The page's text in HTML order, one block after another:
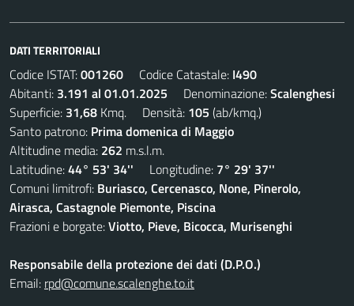
DATI TERRITORIALI
Codice ISTAT:001260 Codice Catastale: I490
Abitanti: 3.191 al 01.01.2025 Denominazione:Scalenghesi
Superficie: 31,68 Kmq. Densità: 105 (ab/kmq.)
Santo patrono: Prima domenica di Maggio
Altitudine media: 262 m.s.l.m.
Latitudine:44° 53' 34'' Longitudine: 7° 29' 37''
Comuni limitrofi: Buriasco, Cercenasco, None, Pinerolo,
Airasca, Castagnole Piemonte, Piscina
Frazioni e borgate:Viotto, Pieve, Bicocca, Murisenghi
Responsabile della protezione dei dati (D.P.O.)
Email: rpd@comune.scalenghe.to.it